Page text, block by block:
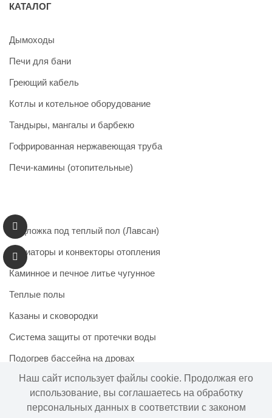
КАТАЛОГ
Дымоходы
Печи для бани
Греющий кабель
Котлы и котельное оборудование
Тандыры, мангалы и барбекю
Гофрированная нержавеющая труба
Печи-камины (отопительные)
Подложка под теплый пол (Лавсан)
Радиаторы и конвекторы отопления
Каминное и печное литье чугунное
Теплые полы
Казаны и сковородки
Система защиты от протечки воды
Подогрев бассейна на дровах
Наш сайт использует файлы cookie. Продолжая его
использование, вы соглашаетесь на обработку
персональных данных в соответствии с законом